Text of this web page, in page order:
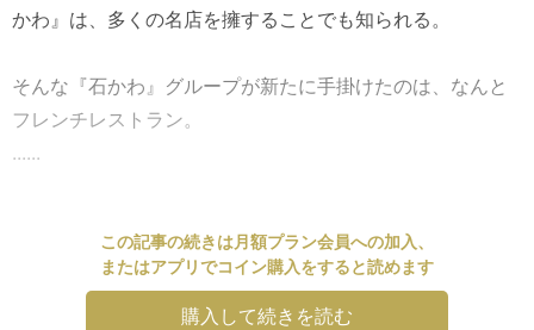
かわ』は、多くの名店を擁することでも知られる。
そんな『石かわ』グループが新たに手掛けたのは、なんと
フレンチレストラン。
......
この記事の続きは月額プラン会員への加入、
またはアプリでコイン購入をすると読めます
購入して続きを読む